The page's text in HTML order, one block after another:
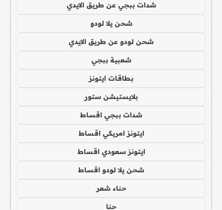
شدات ببجي عن طريق الايدي
شحن يلا لودو
شحن لودو عن طريق الايدي
شعبية ببجي
بطاقات ايتونز
بلايستيشن ستور
شدات ببجي اقساط
ايتونز امريكي اقساط
ايتونز سعودي اقساط
شحن يلا لودو اقساط
حناء شعر
حنا